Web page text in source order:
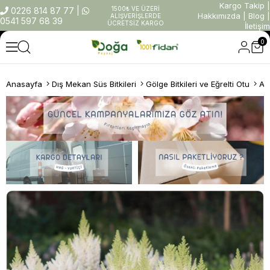
0226 814 87 77
0541 597 68 39
1500₺ VE ÜZERİ
ALIŞVERİŞLERDE
ÜCRETSİZ KARGO
Kargo Takip
Hakkımızda
Blog
İletişim
0
Anasayfa Dış Mekan Süs Bitkileri Gölge Bitkileri ve Eğrelti Otu